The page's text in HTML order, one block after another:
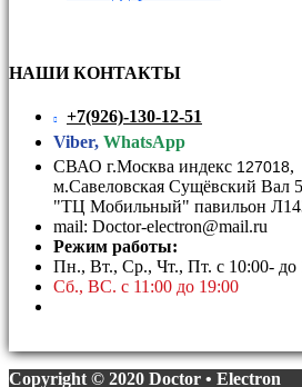
НАШИ КОНТАКТЫ
+7(926)-130-12-51
Viber, WhatsApp
СВАО г.Москва индекс 127018,
м.Савеловская Сущёвский Вал
"ТЦ Мобильный" павильон
mail: Doctor-electron@mail.ru
Режим работы:
Пн., Вт., Ср., Чт., Пт. с 10:00- до
Сб., ВС. с 11:00 до 19:00
Copyright © 2020 Doctor • Electron